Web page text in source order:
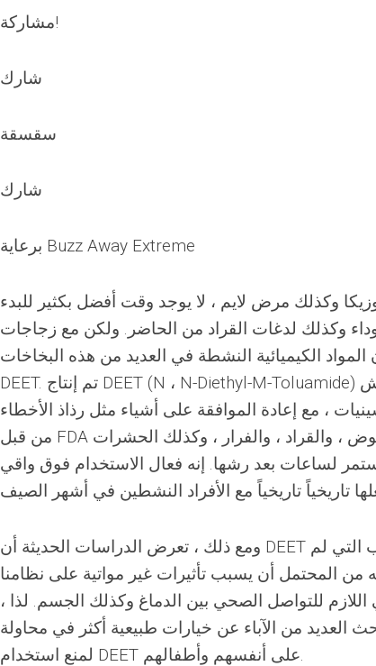
مشاركة!
شارك
سقسقة
شارك
برعاية Buzz Away Extreme
وكذلك مرض لايم ، لا يوجد وقت أفضل بكثير للبدء
وكذلك لدغات القراد من الحاضر. ولكن مع زجاجات
الكيميائية النشطة في العديد من هذه البخاخات ،
DEET. تم إنتاج DEET (N ، N-Diethyl-M-Toluamide) للقوات المسلحة التي يستخدمها الجيش
، مع إعادة الموافقة على أشياء مثل رذاذ الأخطاء
من قبل FDA في عام 1998. يمارس الأجنحة قبالة البعوض ، والقراد ، والفرار ، وكذلك الحشرات
لساعات بعد رشها. إنه فعال الاستخدام فوق واقي
ومع ذلك ، تعرض الدراسات الحديثة أن DEET قد تكون ضارة لجسم الإنسان في الأساليب التي لم
من المحتمل أن يسبب تأثيرات غير مواتية على نظامنا
للتواصل الصحي بين الدماغ وكذلك الجسم. لذا ،
العديد من الآباء عن خيارات طبيعية أكثر في محاولة
لمنع استخدام DEET على أنفسهم وأطفالهم.